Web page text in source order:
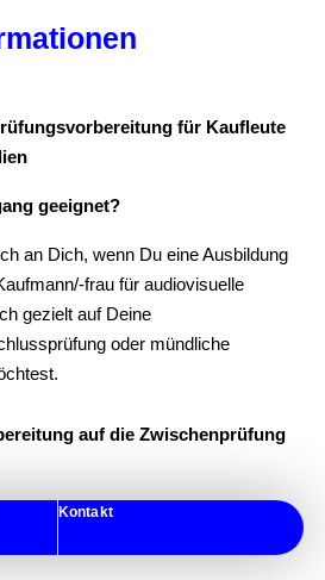
für Kaufleute
geeignet?
an Dich, wenn Du eine Ausbildung
frau für audiovisuelle
gezielt auf Deine
oder mündliche
auf die Zwischenprüfung
buchen, wenn Du Dich gezielt
vorbereiten möchtest.
Kontakt